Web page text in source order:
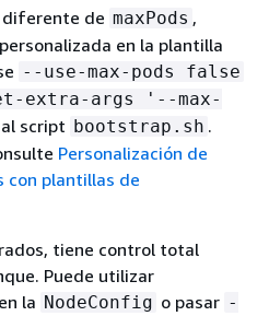
diferente de maxPods ,
en la plantilla
--use-max-pods false
extra-args '--max-
al script bootstrap.sh .
Personalización de
con plantillas de
tiene control total
Puede utilizar
en la NodeConfig o pasar -